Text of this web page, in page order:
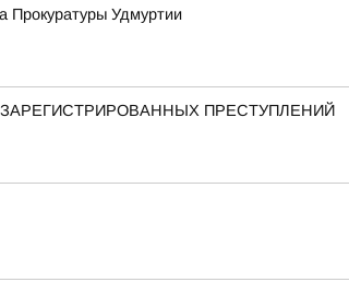
Прокуратуры Удмуртии
ПРЕСТУПЛЕНИЙ